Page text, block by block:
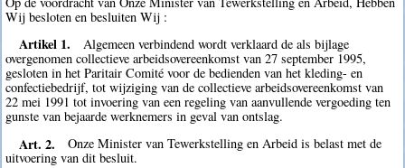
Wij besloten en besluiten Wij :
Artikel 1.
Algemeen verbindend wordt verklaard de als bijlage
overgenomen collectieve arbeidsovereenkomst van 27 september 1995,
gesloten in het Paritair Comité voor de bedienden van het kleding- en
confectiebedrijf, tot wijziging van de collectieve arbeidsovereenkomst van
22 mei 1991 tot invoering van een regeling van aanvullende vergoeding ten
gunste van bejaarde werknemers in geval van ontslag.
Art. 2.
Onze Minister van Tewerkstelling en Arbeid is belast met de
uitvoering van dit besluit.